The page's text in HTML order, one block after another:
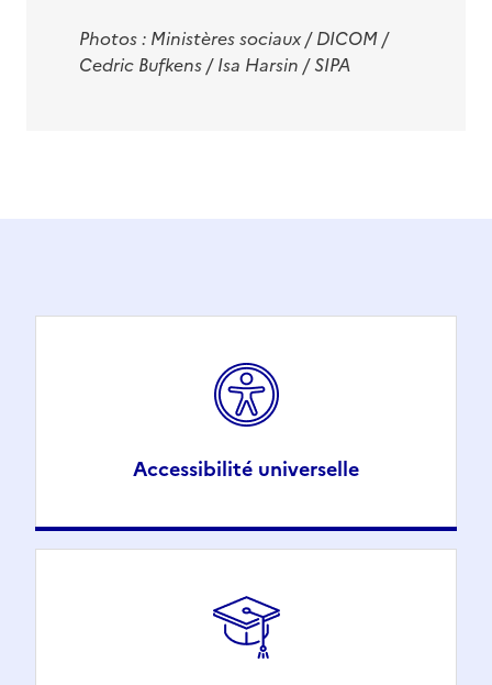
Photos : Ministères sociaux / DICOM /
Cedric Bufkens / Isa Harsin /SIPA
Accessibilité universelle